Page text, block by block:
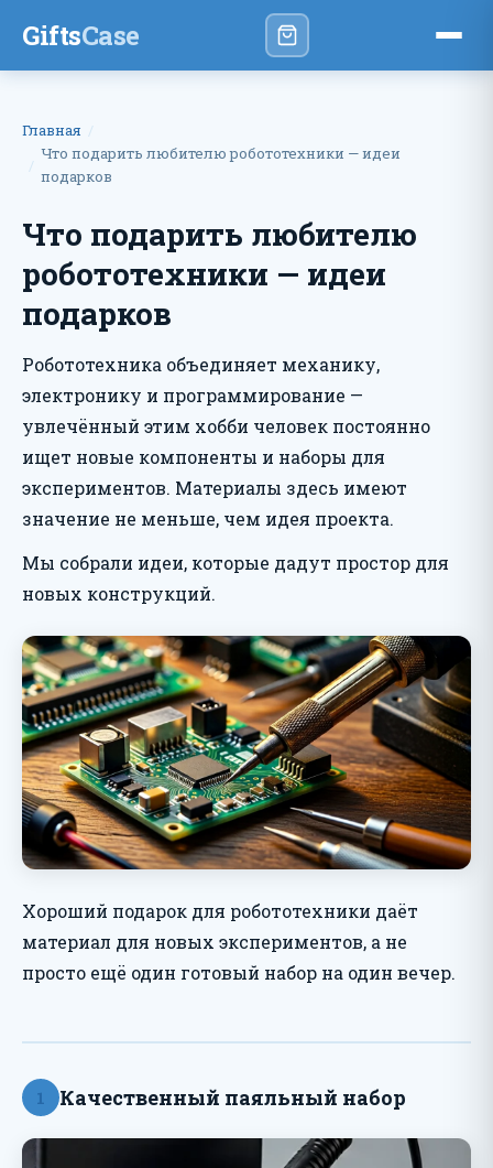
GiftsCase
Главная
Что подарить любителю робототехники — идеи
подарков
Что подарить любителю
робототехники — идеи
подарков
Робототехника объединяет механику,
электронику и программирование —
увлечённый этим хобби человек постоянно
ищет новые компоненты и наборы для
экспериментов. Материалы здесь имеют
значение не меньше, чем идея проекта.
Мы собрали идеи, которые дадут простор для
новых конструкций.
Хороший подарок для робототехники даёт
материал для новых экспериментов, а не
просто ещё один готовый набор на один вечер.
1 Качественный паяльный набор